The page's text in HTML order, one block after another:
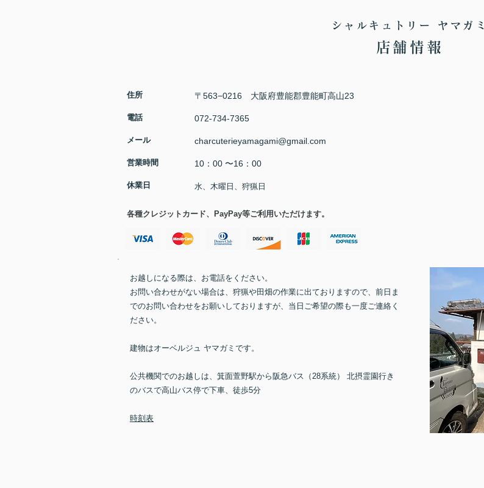
シャルキュトリー ヤマガミ
店舗情報
​住所 〒563−0216 大阪府豊能郡豊能町高山23
​電話​ 072-734-7365
​メール charcuterieyamagami@gmail.com
営業時間 10：00 〜16：00
休業日 水、木曜日、狩猟日
​各種クレジットカード、PayPay等ご利用いただけます。
お越しになる際は、お電話をください。
お問い合わせがない場合は、狩猟や田畑の作業に出ておりますので、前日ま
でのお問い合わせをお願いしておりますが、当日ご希望の際も一度ご連絡く
ださい。
建物はオーベルジュ ヤマガミです。
公共機関でのお越しは、箕面萱野駅から阪急バス（28系統） 北摂霊園行き
のバスで高山バス停で下車、徒歩5分
時刻表​